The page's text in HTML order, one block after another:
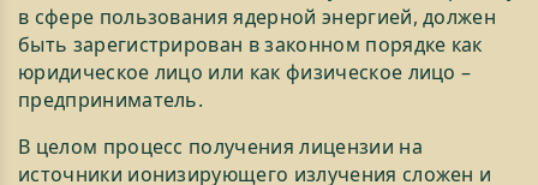
в сфере пользования ядерной энергией, должен
быть зарегистрирован в законном порядке как
юридическое лицо или как физическое лицо –
предприниматель.
В целом процесс получения лицензии на
источники ионизирующего излучения сложен и